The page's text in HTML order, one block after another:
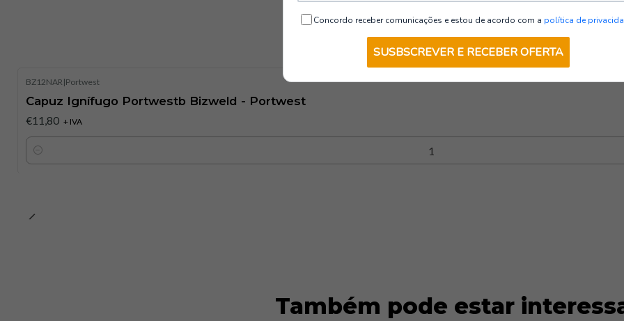
Acessórios Multinorma
BZ12NAR |Portwest
Capuz Ignífugo Portwestb Bizweld - Portwest
€11,80 + IVA
Quantidade
Também pode estar
Concordo receber comunicações e estou de acordo com a política de
SUSBSCREVER E RECEBER OFERTA